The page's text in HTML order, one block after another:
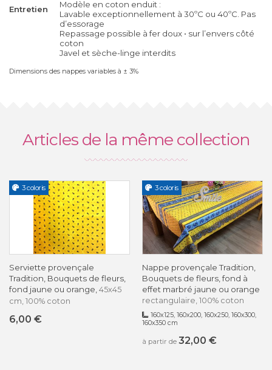
Entretien
Modèle en coton enduit :
Lavable exceptionnellement à 30ºC ou 40ºC. Pas
d’essorage
Repassage possible à fer doux • sur l’envers côté
coton
Javel et sèche-linge interdits
Dimensions des nappes variables à ± 3%
Articles de la même collection
3 coloris
Serviette provençale
Tradition, Bouquets de fleurs,
fond jaune ou orange, 45x45
cm, 100% coton
6,00 €
3 coloris
Nappe provençale Tradition,
Bouquets de fleurs, fond à
effet marbré jaune ou orange
rectangulaire, 100% coton
160x125, 160x200, 160x250, 160x300,
160x350 cm
à partir de 32,00 €